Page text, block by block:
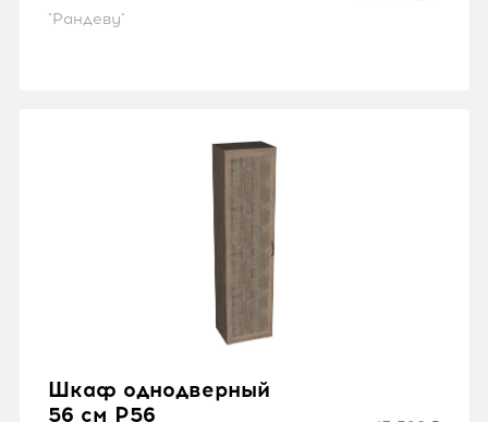
"Рандеву"
Шкаф однодверный
56 см P56